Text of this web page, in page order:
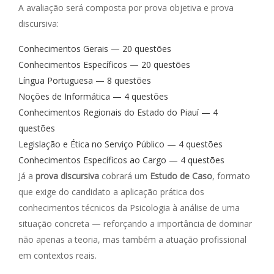
A avaliação será composta por prova objetiva e prova
discursiva:
Conhecimentos Gerais — 20 questões
Conhecimentos Específicos — 20 questões
Língua Portuguesa — 8 questões
Noções de Informática — 4 questões
Conhecimentos Regionais do Estado do Piauí — 4
questões
Legislação e Ética no Serviço Público — 4 questões
Conhecimentos Específicos ao Cargo — 4 questões
Já a prova discursiva cobrará um Estudo de Caso, formato
que exige do candidato a aplicação prática dos
conhecimentos técnicos da Psicologia à análise de uma
situação concreta — reforçando a importância de dominar
não apenas a teoria, mas também a atuação profissional
em contextos reais.